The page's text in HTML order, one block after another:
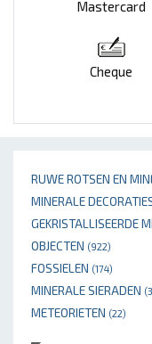
RUWE ROTSEN EN
MINERALE
GEKRISTALLISEERDE
OBJECTEN (922)
FOSSIELEN (174)
MINERALE SIERADEN
METEORIETEN (22)
Mastercard
Cheque